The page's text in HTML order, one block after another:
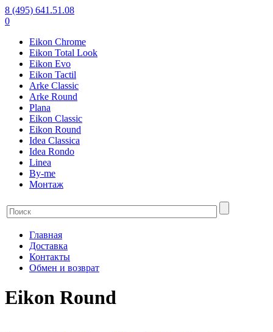
8 (495) 641.51.08
0
Eikon Chrome
Eikon Total Look
Eikon Evo
Eikon Tactil
Arke Classic
Arke Round
Plana
Eikon Classic
Eikon Round
Idea Classica
Idea Rondo
Linea
By-me
Монтаж
Главная
Доставка
Контакты
Обмен и возврат
Eikon Round